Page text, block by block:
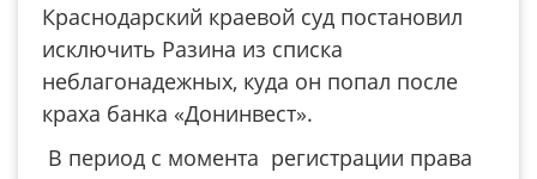
Краснодарский краевой суд постановил
исключить Разина из списка
неблагонадежных, куда он попал после
краха банка «Донинвест».
В период с момента регистрации права